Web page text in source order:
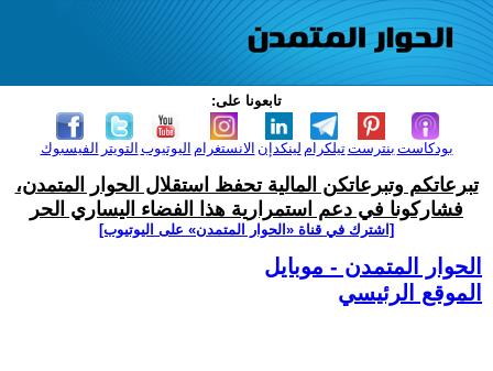
تابعونا على:
الفيسبوك التويتر اليوتيوب الانستغرام لينكدإن تيلكرامبنترست بودكاست
تبرعاتكم وتبرعاتكن المالية تحفظ استقلال الحوار المتمدن،
فشاركونا في دعم استمرارية هذا الفضاء اليساري الحر
[اشترك في قناة ‫«الحوار المتمدن» على اليوتيوب]
الحوار المتمدن - موبايل
الموقع الرئيسي